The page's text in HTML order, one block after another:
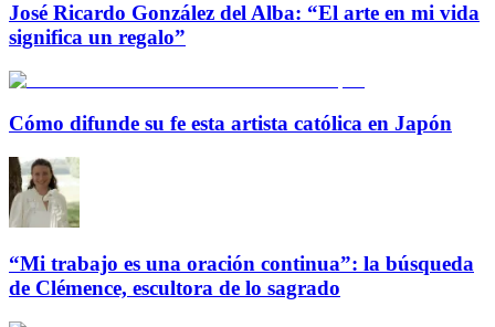
José Ricardo González del Alba: “El arte en mi vida
significa un regalo”
Cómo difunde su fe esta artista católica en Japón
“Mi trabajo es una oración continua”: la búsqueda
de Clémence, escultora de lo sagrado